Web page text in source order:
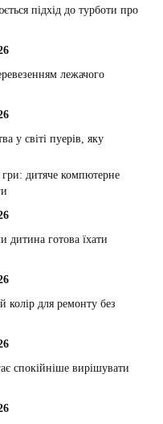
підхід до турботи про
лежачого
у світі пуерів, яку
гри: дитяче компютерне
дитина готова їхати
колір для ремонту без
спокійніше вирішувати